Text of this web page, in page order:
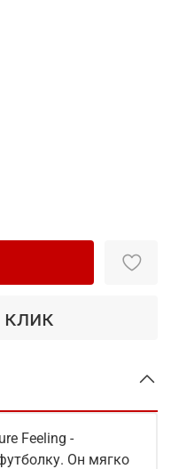
клик
Feeling -
Он мягко